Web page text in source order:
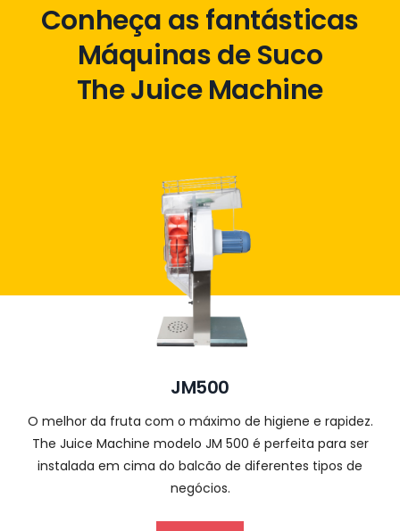
Conheça as fantásticas
Máquinas de Suco
The Juice Machine
JM500
O melhor da fruta com o máximo de higiene e rapidez.
The Juice Machine modelo JM 500 é perfeita para ser
instalada em cima do balcão de diferentes tipos de
negócios.